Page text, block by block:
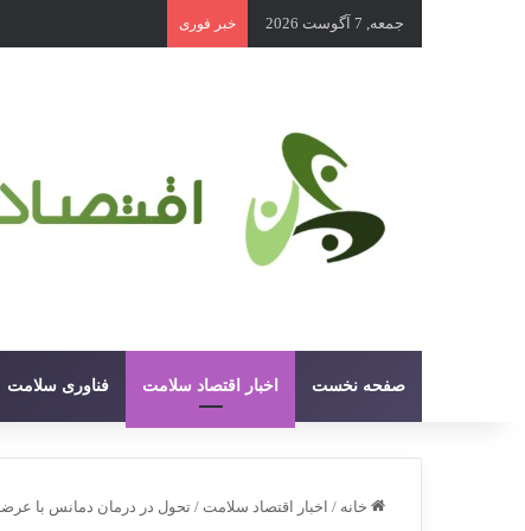
جمعه, 7 آگوست 2026 خبر فوری
صفحه نخست اخبار اقتصاد سلامت فناوری سلامت
خانه / اخبار اقتصاد سلامت /تحول در درمان دمانس با